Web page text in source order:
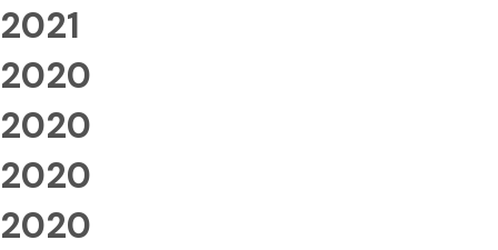
2021
2020
2020
2020
2020